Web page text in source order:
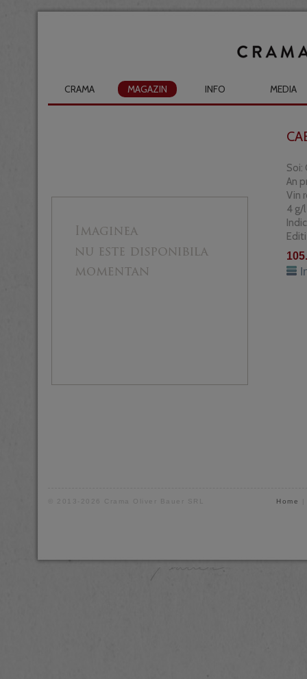
CRAMA MAGAZIN INFO MEDIA
Soi:
An
Vin
4 g/
© 2013-2026 Crama Oliver Bauer SRL Home